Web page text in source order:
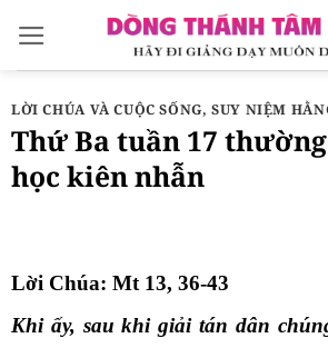
qua
nội
dung
LỜI CHÚA VÀ CUỘC SỐNG,SUY NIỆM
Thứ Ba tuần 17
học kiên nhẫn
Lời Chúa: Mt 13, 36-43
Khi ấy, sau khi giải tán dân